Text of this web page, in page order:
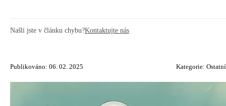
Našli jste v článku chybu?Kontaktujte nás
Publikováno: 06. 02. 2025 Kategorie: Ostatní